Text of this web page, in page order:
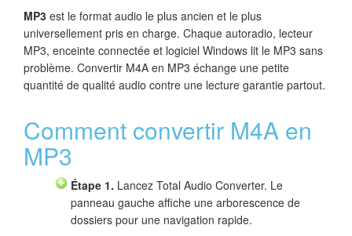
MP3 est le format audio le plus ancien et le plus
universellement pris en charge. Chaque autoradio, lecteur
MP3, enceinte connectée et logiciel Windows lit le MP3 sans
problème. Convertir M4A en MP3 échange une petite
quantité de qualité audio contre une lecture garantie partout.
Comment convertir M4A en
MP3
Étape 1. Lancez Total Audio Converter. Le
panneau gauche affiche une arborescence de
dossiers pour une navigation rapide.